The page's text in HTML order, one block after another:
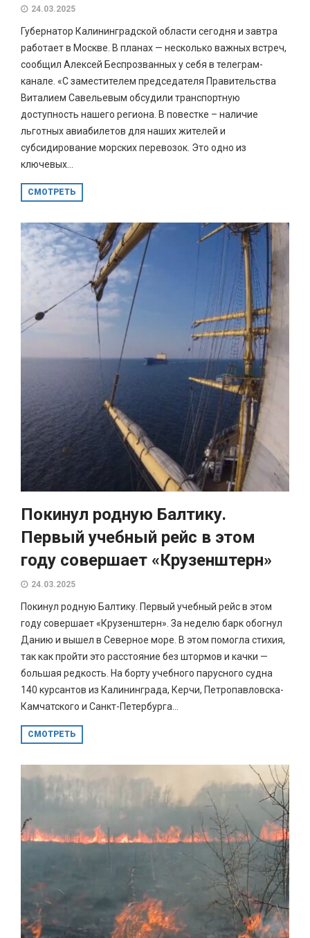
24.03.2025
Губернатор Калининградской области сегодня и завтра
работает в Москве. В планах — несколько важных встреч,
сообщил Алексей Беспрозванных у себя в телеграм-
канале. «С заместителем председателя Правительства
Виталием Савельевым обсудили транспортную
доступность нашего региона. В повестке – наличие
льготных авиабилетов для наших жителей и
субсидирование морских перевозок. Это одно из
ключевых...
СМОТРЕТЬ
Покинул родную Балтику.
Первый учебный рейс в этом
году совершает «Крузенштерн»
24.03.2025
Покинул родную Балтику. Первый учебный рейс в этом
году совершает «Крузенштерн». За неделю барк обогнул
Данию и вышел в Северное море. В этом помогла стихия,
так как пройти это расстояние без штормов и качки —
большая редкость. На борту учебного парусного судна
140 курсантов из Калининграда, Керчи, Петропавловска-
Камчатского и Санкт-Петербурга...
СМОТРЕТЬ